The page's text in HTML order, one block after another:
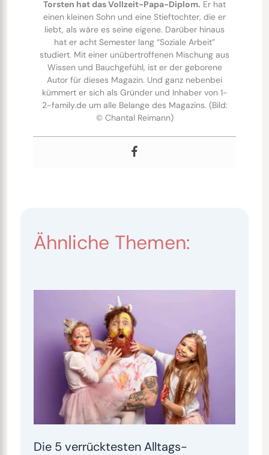
Torsten hat das Vollzeit-Papa-Diplom. Er hat
einen kleinen Sohn und eine Stieftochter, die er
liebt, als wäre es seine eigene. Darüber hinaus
hat er acht Semester lang “Soziale Arbeit”
studiert. Mit einer unübertroffenen Mischung aus
Wissen und Bauchgefühl, ist er der geborene
Autor für dieses Magazin. Und ganz nebenbei
kümmert er sich als Gründer und Inhaber von 1-
2-family.de um alle Belange des Magazins. (Bild:
© Chantal Reimann)
Ähnliche Themen:
Die 5 verrücktesten Alltags-